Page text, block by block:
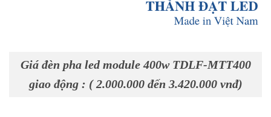
Skip
Giá đèn pha led module 400w TDLF-MTT400
giao động : ( 2.000.000 đến 3.420.000 vnđ)